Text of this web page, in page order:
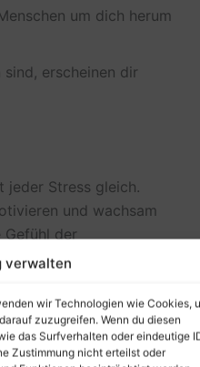
verwalten
wir Technologien wie Cookies,
zuzugreifen. Wenn du diesen
das Surfverhalten oder eindeutige
Zustimmung nicht erteilst oder
um dich herum
erscheinen dir
jeder Stress gleich.
und wachsam
der
Zyklus in Gang
führt dazu, dass der